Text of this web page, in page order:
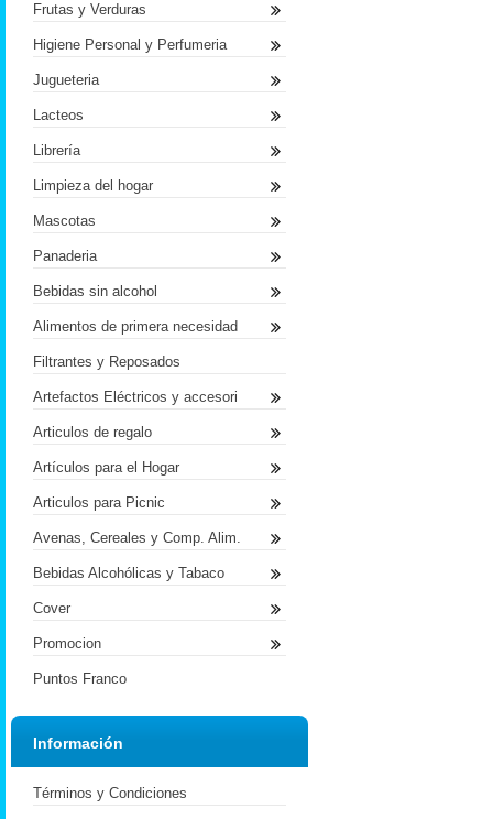
Frutas y Verduras
Higiene Personal y Perfumeria
Jugueteria
Lacteos
Librería
Limpieza del hogar
Mascotas
Panaderia
Bebidas sin alcohol
Alimentos de primera necesidad
Filtrantes y Reposados
Artefactos Eléctricos y accesori
Articulos de regalo
Artículos para el Hogar
Articulos para Picnic
Avenas, Cereales y Comp. Alim.
Bebidas Alcohólicas y Tabaco
Cover
Promocion
Puntos Franco
Información
Términos y Condiciones